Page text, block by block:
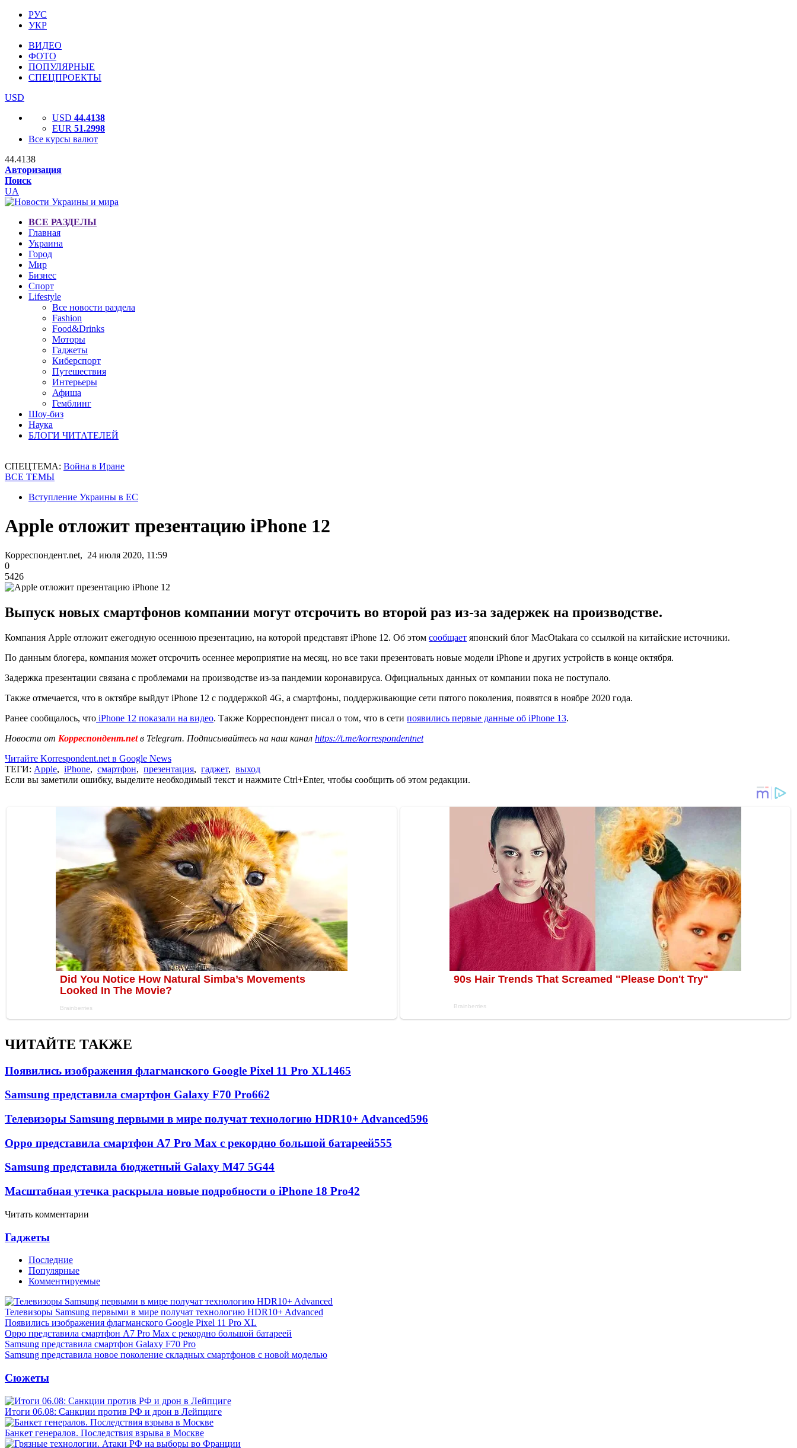
РУС
УКР
ВИДЕО
ФОТО
ПОПУЛЯРНЫЕ
СПЕЦПРОЕКТЫ
USD
USD 44.4138
EUR 51.2998
Все курсы валют
44.4138
Авторизация
Поиск
UA
ВСЕ РАЗДЕЛЫ
Главная
Украина
Город
Мир
Бизнес
Спорт
Lifestyle
Все новости раздела
Fashion
Food&Drinks
Моторы
Гаджеты
Киберспорт
Путешествия
Интерьеры
Афиша
Гемблинг
Шоу-биз
Наука
БЛОГИ ЧИТАТЕЛЕЙ
СПЕЦТЕМА: Война в Иране
ВСЕ ТЕМЫ
Вступление Украины в ЕС
Apple отложит презентацию iPhone 12
Корреспондент.net, 24 июля 2020, 11:59
0
5426
Выпуск новых смартфонов компании могут отсрочить во второй раз из-за задержек на производстве.
Компания Apple отложит ежегодную осеннюю презентацию, на которой представят iPhone 12. Об этом сообщает японский блог MacOtakara со ссылкой на китайские источники.
По данным блогера, компания может отсрочить осеннее мероприятие на месяц, но все таки презентовать новые модели iPhone и других устройств в конце октября.
Задержка презентации связана с проблемами на производстве из-за пандемии коронавируса. Официальных данных от компании пока не поступало.
Также отмечается, что в октябре выйдут iPhone 12 с поддержкой 4G, а смартфоны, поддерживающие сети пятого поколения, появятся в ноябре 2020 года.
Ранее сообщалось, что iPhone 12 показали на видео. Также Корреспондент писал о том, что в сети появились первые данные об iPhone 13.
Новости от Корреспондент.netв Telegram. Подписывайтесь на наш канал https://t.me/korrespondentnet
Читайте Korrespondent.net в Google News
ТЕГИ: Apple, iPhone, смартфон, презентация, гаджет, выход
Если вы заметили ошибку, выделите необходимый текст и нажмите Ctrl+Enter, чтобы сообщить об этом редакции.
ЧИТАЙТЕ ТАКЖЕ
Появились изображения флагманского Google Pixel 11 Pro XL1465
Samsung представила смартфон Galaxy F70 Pro662
Телевизоры Samsung первыми в мире получат технологию HDR10+ Advanced596
Oppo представила смартфон A7 Pro Max с рекордно большой батареей555
Samsung представила бюджетный Galaxy M47 5G44
Масштабная утечка раскрыла новые подробности о iPhone 18 Pro42
Читать комментарии
Гаджеты
Последние
Популярные
Комментируемые
Телевизоры Samsung первыми в мире получат технологию HDR10+ Advanced
Появились изображения флагманского Google Pixel 11 Pro XL
Oppo представила смартфон A7 Pro Max с рекордно большой батареей
Samsung представила смартфон Galaxy F70 Pro
Samsung представила новое поколение складных смартфонов с новой моделью
Сюжеты
Итоги 06.08: Санкции против РФ и дрон в Лейпциге
Банкет генералов. Последствия взрыва в Москве